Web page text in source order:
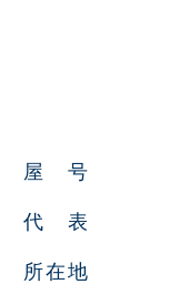
屋 号
代 表
所在地